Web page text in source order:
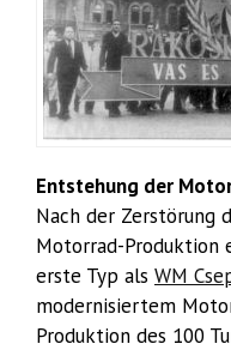
Entstehung der
Nach der Zerstörung
Motorrad-Produktion
erste Typ als WM
modernisiertem
Produktion des 100